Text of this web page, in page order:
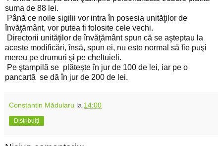
suma de 88 lei.
Până ce noile sigilii vor intra în posesia unităţilor de
învăţământ, vor putea fi folosite cele vechi.
Directorii unităţilor de învăţământ spun că se aşteptau la
aceste modificări, însă, spun ei, nu este normal să fie puşi
mereu pe drumuri şi pe cheltuieli.
Pe ştampilă se plătește în jur de 100 de lei, iar pe o
pancartă se dă în jur de 200 de lei.
Constantin Mădularu la 14:00
Distribuiți